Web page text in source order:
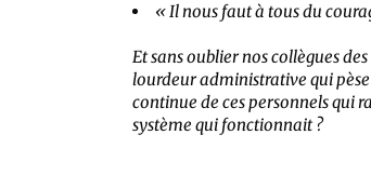
« Il nous faut à tous du
Et sans oublier nos collègues
lourdeur administrative qui
continue de ces personnels qui
système qui fonctionnait ?